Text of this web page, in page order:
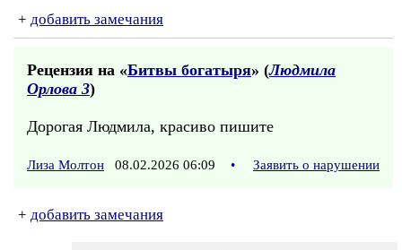
+ добавить замечания
Рецензия на «Битвы богатыря» (Людмила
Орлова 3)
Дорогая Людмила, красиво пишите
Лиза Молтон 08.02.2026 06:09 • Заявить о нарушении
+ добавить замечания